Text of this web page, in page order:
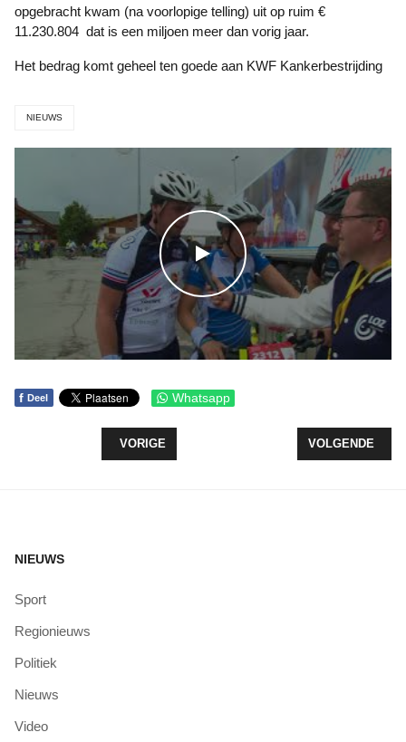
opgebracht kwam (na voorlopige telling) uit op ruim €
11.230.804 dat is een miljoen meer dan vorig jaar.
Het bedrag komt geheel ten goede aan KWF Kankerbestrijding
NIEUWS
WATCH THE VIDEO
f Deel Whatsapp
VORIG ARTIKEL: GROTE BRAND RESTAURANT
VORIGE VOLGENDE
VOLGENDE
NIEUWS
Sport
Regionieuws
Politiek
Nieuws
Video